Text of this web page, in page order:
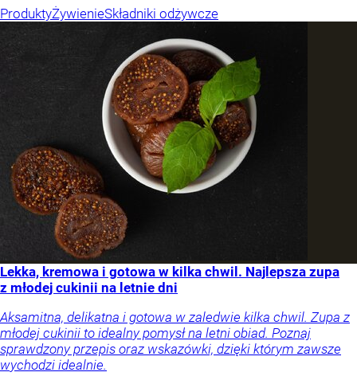
ProduktyŻywienieSkładniki odżywcze
Lekka, kremowa i gotowa w kilka chwil. Najlepsza zupa
z młodej cukinii na letnie dni
Aksamitna, delikatna i gotowa w zaledwie kilka chwil. Zupa z
młodej cukinii to idealny pomysł na letni obiad. Poznaj
sprawdzony przepis oraz wskazówki, dzięki którym zawsze
wychodzi idealnie.